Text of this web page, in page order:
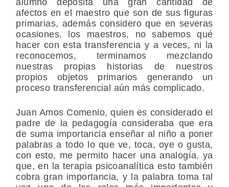
afectos en el maestro que son de sus figuras
primarias, además considero que en severas
ocasiones, los maestros, no sabemos qué
hacer con esta transferencia y a veces, ni la
reconocemos, terminamos mezclando
nuestras propias historias de nuestros
propios objetos primarios generando un
proceso transferencial aún más complicado.
Juan Amos Comenio, quien es considerado el
padre de la pedagogía consideraba que era
de suma importancia enseñar al niño a poner
palabras a todo lo que ve, toca, oye o gusta,
con esto, me permito hacer una analogía, ya
que, en la terapia psicoanalítica esto también
cobra gran importancia, y la palabra toma tal